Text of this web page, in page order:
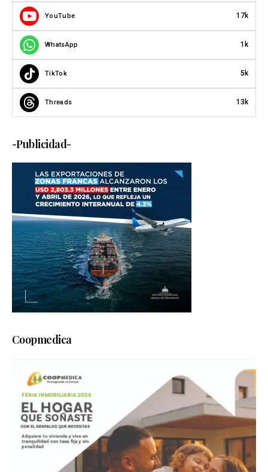
YouTube 17k
WhatsApp 1k
TikTok 5k
Threads 13k
-Publicidad-
Coopmedica